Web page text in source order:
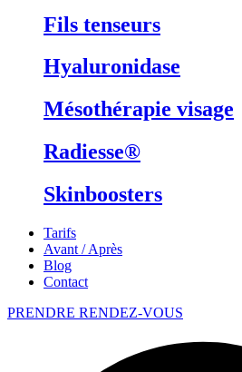
Fils tenseurs
Hyaluronidase
Mésothérapie visage
Radiesse®
Skinboosters
Tarifs
Avant / Après
Blog
Contact
PRENDRE RENDEZ-VOUS